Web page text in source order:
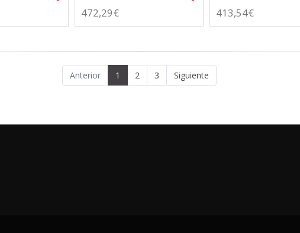
472,29€ 413,54€
Anterior 1 2 3 Siguiente